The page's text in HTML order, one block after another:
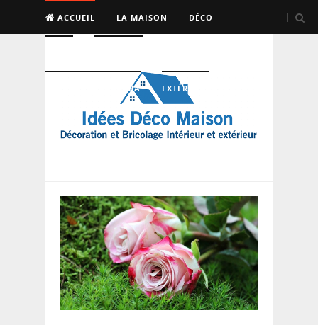
ACCUEIL LA MAISON DÉCO
PISCINE, SAUNA, SPA EXTÉRIEUR